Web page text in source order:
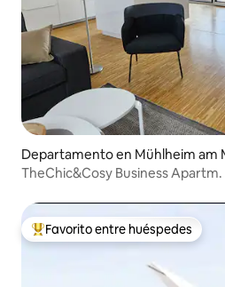
Departamento en Mühlheim am
TheChic&Cosy Business Apartm.
De los mejores en Favorito entre
Favorito entre huéspedes